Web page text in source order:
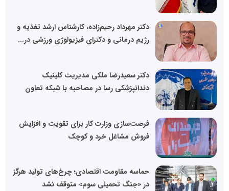
دکتر مهرداد رحیم‌زاده، کارشناس ارشد تغذیه و
رژیم درمانی و دکترای فیزیولوژی ورزشی در...
دکتر سعیدرضا ملکی مدیریت کلینیک
دندانپزشکی رسا در مصاحبه با شبکه تعاون
فرصت‌سازی وزارت کار برای تقویت و افزایش
فروش مشاغل خرد و کوچک
حماسه مقاومت اقتصادی؛ چرخ‌های تولید هرگز
در «جنگ تحمیلی سوم» متوقف نشد